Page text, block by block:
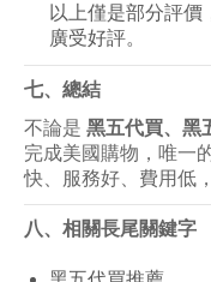
以上僅是部分評價
廣受好評。
七、總結
不論是 黑五代買、黑
完成美國購物，唯一
快、服務好、費用低
八、相關長尾關鍵字